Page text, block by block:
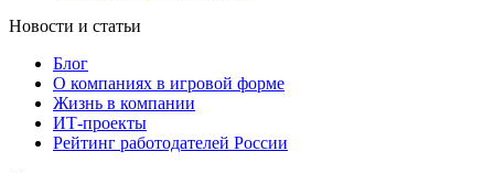
Новости и статьи
Блог
О компаниях в игровой форме
Жизнь в компании
ИТ-проекты
Рейтинг работодателей России